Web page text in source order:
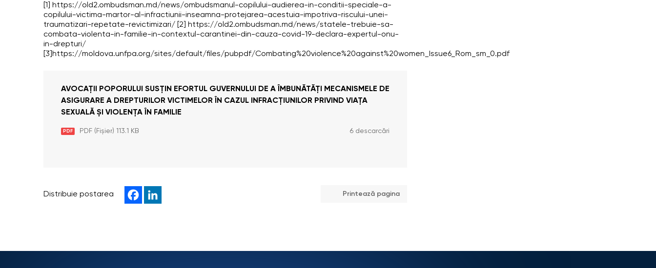
[1] https://old2.ombudsman.md/news/ombudsmanul-copilului-audierea-in-conditii-speciale-a-
copilului-victima-martor-al-infractiunii-inseamna-protejarea-acestuia-impotriva-riscului-unei-
traumatizari-repetate-revictimizari/ [2] https://old2.ombudsman.md/news/statele-trebuie-sa-
combata-violenta-in-familie-in-contextul-carantinei-din-cauza-covid-19-declara-expertul-onu-
in-drepturi/
[3]https://moldova.unfpa.org/sites/default/files/pubpdf/Combating%20violence%20against%20women_Issue6_Rom_sm_0.pdf
AVOCAȚII POPORULUI SUSȚIN EFORTUL GUVERNULUI DE A ÎMBUNĂTĂȚI MECANISMELE DE
ASIGURARE A DREPTURILOR VICTIMELOR ÎN CAZUL INFRACȚIUNILOR PRIVIND VIAȚA
SEXUALĂ ȘI VIOLENȚA ÎN FAMILIE
PDF PDF (Fișier) 113.1 KB 6 descarcări
Distribuie postarea Printează pagina